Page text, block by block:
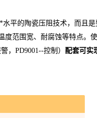
的陶瓷压阻技术，而且是
度范围宽、耐腐蚀等特点。
，PD9001--控制 ） 配套可实